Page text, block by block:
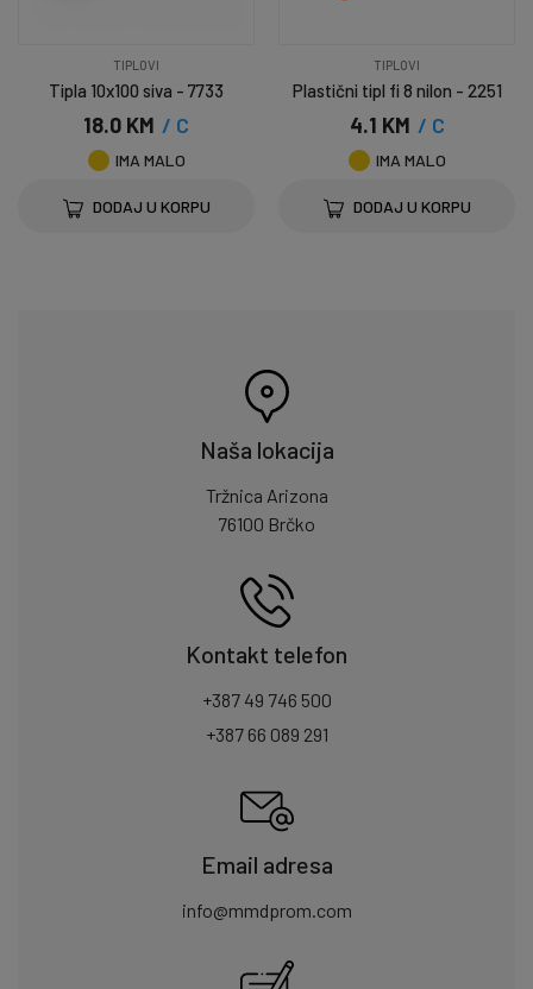
TIPLOVI
Tipla 10x100 siva - 7733
18.0 KM / C
IMA MALO
DODAJ U KORPU
TIPLOVI
Plastični tipl fi 8 nilon - 2251
4.1 KM / C
IMA MALO
DODAJ U KORPU
Naša lokacija
Tržnica Arizona
76100 Brčko
Kontakt telefon
+387 49 746 500
+387 66 089 291
Email adresa
info@mmdprom.com